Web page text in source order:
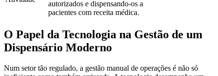
autorizados e dispensando-os a
pacientes com receita médica.
O Papel da Tecnologia na Gestão de um
Dispensário Moderno
Num setor tão regulado, a gestão manual de operações é não só